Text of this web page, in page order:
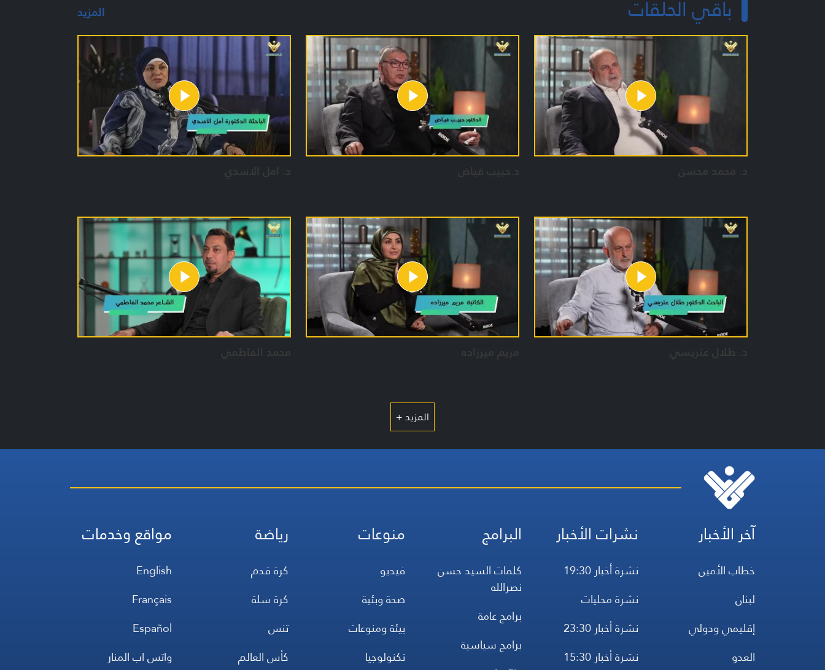
باقي الحلقات المزيد
د. محمد محسن د.حبيب فياض د. امل الاسدي
د. طلال عتريسي مريم ميرزاده محمد الفاطمي
المزيد +
آخر الأخبار
خطاب الأمين
لبنان
إقليمي ودولي
العدو
نشرات الأخبار
نشرة أخبار 19:30
نشرة محليات
نشرة أخبار 23:30
نشرة أخبار 15:30
البرامج
كلمات السيد حسن
نصرالله
برامج عامة
برامج سياسية
منوعات
فيديو
صحة وبئية
بيئة ومنوعات
تكنولوجيا
رياضة
كرة قدم
كرة سلة
تنس
كأس العالم
مواقع وخدمات
English
Français
Español
واتس اب المنار